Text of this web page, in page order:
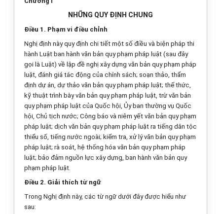
NHỮNG QUY ĐỊNH CHUNG
Điều 1. Phạm vi điều chỉnh
Nghị định này quy định chi tiết một số điều và biện pháp thi
hành Luật ban hành văn bản quy phạm pháp luật (sau đây
gọi là Luật) về ập đề nghị xây dựng văn bản quy phạm pháp
luật, đánh giá tác động của chính sách; soạn thảo, thẩm
định dự án, dự thảo văn bản quy phạm pháp luật; thể thức,
kỹ thuật trình bày văn bản quy phạm pháp uật, trừ văn bản
quy phạm pháp luật của Quốc hội, Ủy ban thường vụ Quốc
hội, Chủ tịch nước; Công báo và niêm yết văn bản quy phạm
pháp luật; dịch văn bản quy phạm pháp luật ra tiếng dân tộc
thiểu số, tiếng nước ngoài; kiểm tra, xử lý văn bản quy phạm
pháp luật; rà soát, hệ thống hóa văn bản quy phạm pháp
luật; bảo đảm nguồn lực xây dựng, ban hành văn bản quy
phạm pháp luật.
Điều 2. Giải thích từ ngữ
Trong Nghị định này, các từ ngữ dưới đây được hiểu như
sau: